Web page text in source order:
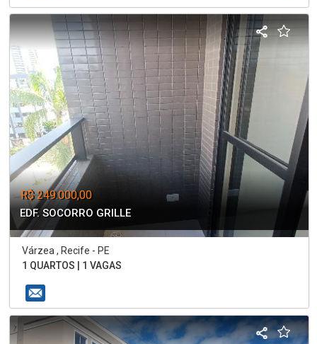
R$ 249.000,00
EDF. SOCORRO GRILLE
Várzea , Recife - PE
1 QUARTOS | 1 VAGAS